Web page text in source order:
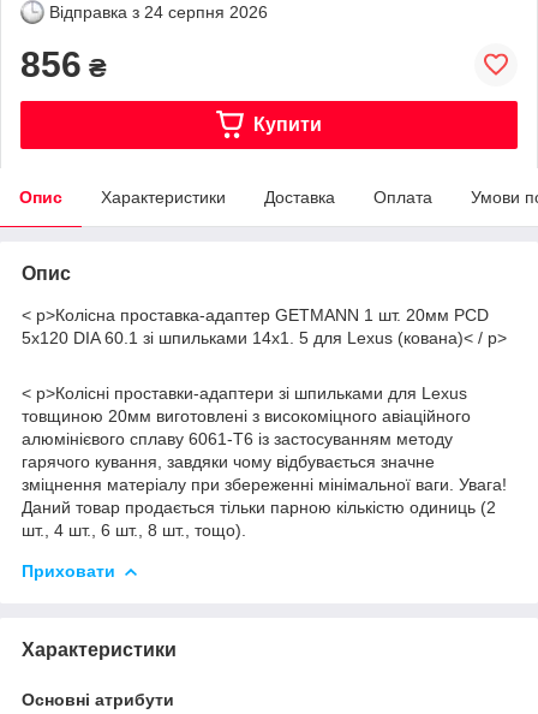
Відправка з 24 серпня 2026
856 ₴
Купити
Опис Характеристики Доставка Оплата Умови
Опис
< p>Колісна проставка-адаптер GETMANN 1 шт. 20мм PCD
5х120 DIA 60.1 зі шпильками 14x1. 5 для Lexus (кована)< / p>
< p>Колісні проставки-адаптери зі шпильками для Lexus
товщиною 20мм виготовлені з високоміцного авіаційного
алюмінієвого сплаву 6061-Т6 із застосуванням методу
гарячого кування, завдяки чому відбувається значне
зміцнення матеріалу при збереженні мінімальної ваги. Увага!
Даний товар продається тільки парною кількістю одиниць (2
шт., 4 шт., 6 шт., 8 шт., тощо).
Приховати
Характеристики
Основні атрибути